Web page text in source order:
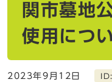
関市墓地
使用につ
2023年9月12日